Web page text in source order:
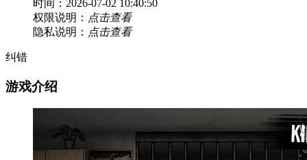
时间：2026-07-02 10:40:50
权限说明： 点击查看
隐私说明： 点击查看
纠错
游戏介绍